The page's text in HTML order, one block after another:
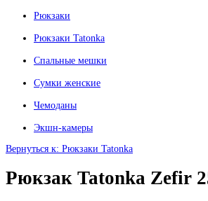
Рюкзаки
Рюкзаки Tatonka
Спальные мешки
Сумки женские
Чемоданы
Экшн-камеры
Вернуться к: Рюкзаки Tatonka
Рюкзак Tatonka Zefir